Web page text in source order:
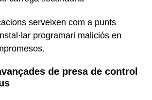
serveixen com a punts
programari maliciós en
de presa de control